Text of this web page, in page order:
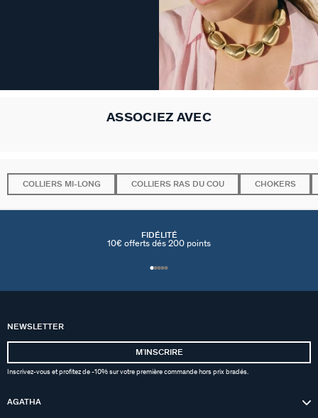
ASSOCIEZ AVEC
COLLIERS MI-LONG COLLIERS RAS DU COU CHOKERS
FIDÉLITÉ
10€ offerts dés 200 points
NEWSLETTER
MʼINSCRIRE
Inscrivez-vous et profitez de -10% sur votre première commande hors prix bradés.
AGATHA